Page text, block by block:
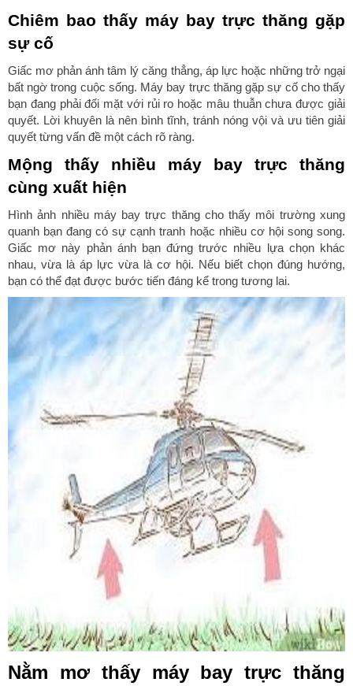
Chiêm bao thấy máy bay trực thăng gặp
sự cố
Giấc mơ phản ánh tâm lý căng thẳng, áp lực hoặc những trở ngại
bất ngờ trong cuộc sống. Máy bay trực thăng gặp sự cố cho thấy
bạn đang phải đối mặt với rủi ro hoặc mâu thuẫn chưa được giải
quyết. Lời khuyên là nên bình tĩnh, tránh nóng vội và ưu tiên giải
quyết từng vấn đề một cách rõ ràng.
Mộng thấy nhiều máy bay trực thăng
cùng xuất hiện
Hình ảnh nhiều máy bay trực thăng cho thấy môi trường xung
quanh bạn đang có sự cạnh tranh hoặc nhiều cơ hội song song.
Giấc mơ này phản ánh bạn đứng trước nhiều lựa chọn khác
nhau, vừa là áp lực vừa là cơ hội. Nếu biết chọn đúng hướng,
bạn có thể đạt được bước tiến đáng kể trong tương lai.
Nằm mơ thấy máy bay trực thăng